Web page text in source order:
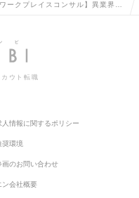
ワークプレイスコンサル】異業界歓
ルの求人情報
ウト転職
人情報に関するポリシー
奨環境
画のお問い合わせ
ン会社概要